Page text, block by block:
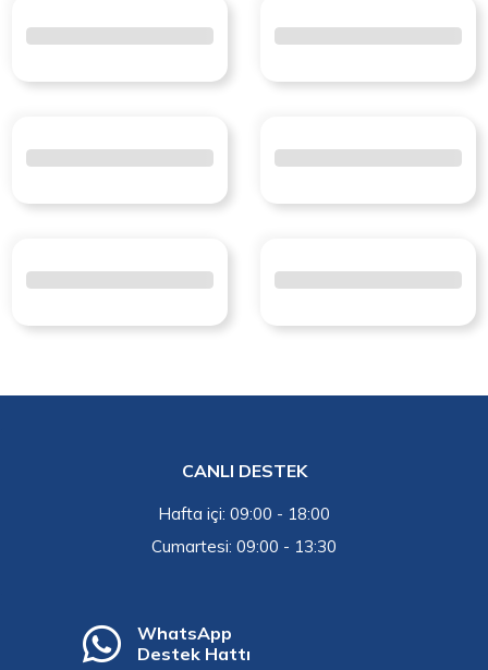
CANLI DESTEK
Hafta içi: 09:00 - 18:00
Cumartesi: 09:00 - 13:30
WhatsApp
Destek Hattı